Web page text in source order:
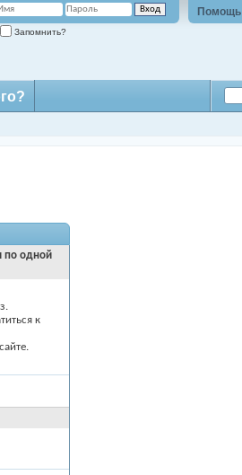
Помощь
Запомнить?
по одной
к